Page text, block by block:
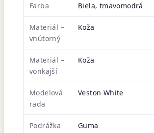
Farba Biela, tmavomodrá
Materiál –
vnútorný
Koža
Materiál –
vonkajší
Koža
Modelová
rada
Veston White
Podrážka Guma